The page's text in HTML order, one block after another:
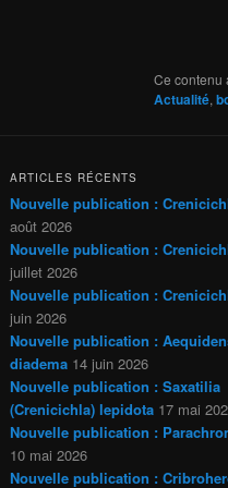
Ce contenu
Actualité,
ARTICLES RÉCENTS
Nouvelle publication :
août 2026
Nouvelle publication :
juillet 2026
Nouvelle publication :
juin 2026
Nouvelle publication :
diadema 14 juin 2026
Nouvelle publication : Saxatilia
(Crenicichla) lepidota 17 mai
Nouvelle publication :
10 mai 2026
Nouvelle publication :